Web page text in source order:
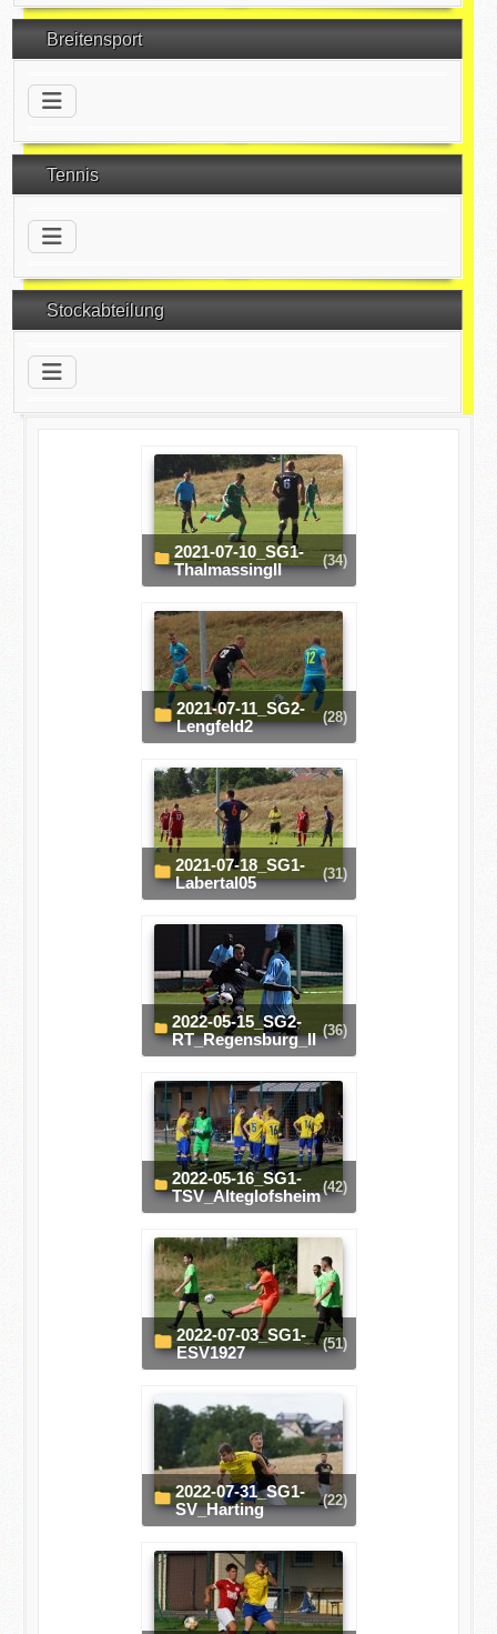
Breitensport
Tennis
Stockabteilung
2021-07-10_SG1-
ThalmassingII
(34)
2021-07-11_SG2-
Lengfeld2
(28)
2021-07-18_SG1-
Labertal05
(31)
2022-05-15_SG2-
RT_Regensburg_II (36)
2022-05-16_SG1-
TSV_Alteglofsheim(42)
2022-07-03_SG1-
ESV1927
(51)
2022-07-31_SG1-
SV_Harting
(22)